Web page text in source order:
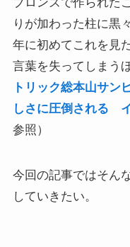
ドストエフスキ
の西欧旅行
『ローマ旅行記
ーニ巡礼
独ソ戦・冷戦下の
独ソ戦～ソ連と
りが加わった柱に黒
年に初めてこれを見
言葉を失ってしまう
トリック総本山サン
しさに圧倒される
参照）
今回の記事ではそん
していきたい。